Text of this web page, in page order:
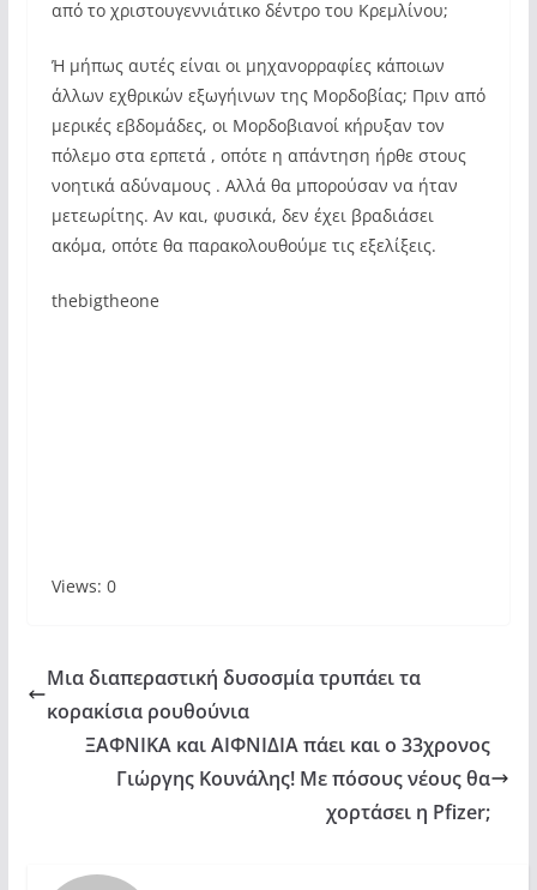
από το χριστουγεννιάτικο δέντρο του Κρεμλίνου;
Ή μήπως αυτές είναι οι μηχανορραφίες κάποιων
άλλων εχθρικών εξωγήινων της Μορδοβίας; Πριν από
μερικές εβδομάδες, οι Μορδοβιανοί κήρυξαν τον
πόλεμο στα ερπετά , οπότε η απάντηση ήρθε στους
νοητικά αδύναμους . Αλλά θα μπορούσαν να ήταν
μετεωρίτης. Αν και, φυσικά, δεν έχει βραδιάσει
ακόμα, οπότε θα παρακολουθούμε τις εξελίξεις.
thebigtheone
Views: 0
Μια διαπεραστική δυσοσμία τρυπάει τα
κορακίσια ρουθούνια
ΞΑΦΝΙΚΑ και ΑΙΦΝΙΔΙΑ πάει και ο 33χρονος
Γιώργης Κουνάλης! Με πόσους νέους θα
χορτάσει η Pfizer;